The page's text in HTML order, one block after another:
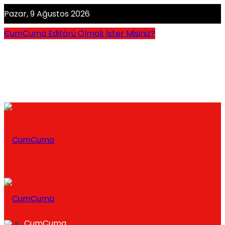
Pazar, 9 Ağustos 2026
CumCuma Editörü Olmak İster Misiniz?